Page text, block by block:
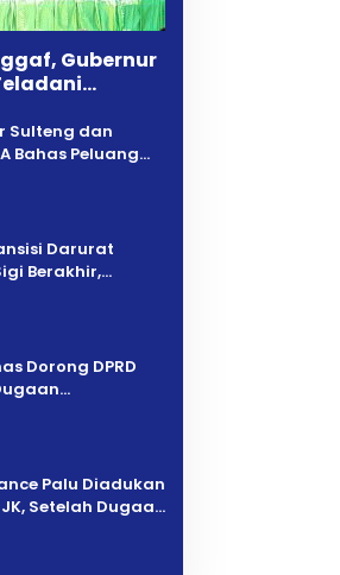
Gubernur
Sulteng dan
Bahas Peluang
Darurat
Berakhir,
Dorong DPRD
Palu Diadukan
Setelah Dugaan